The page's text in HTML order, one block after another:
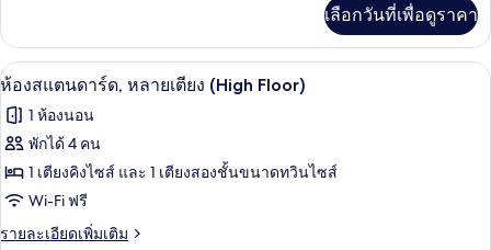
คิง
ไซส์
1
เตียง,
อ่าง
น้ำวน
(High
Floor)
เกี่ยว
กับ
ห้อง
ท,
เตียง
ไซส์
อ่าง
เลือกวันที่เพื่อดูราคา
เปิด
ภาพถ่าย
ทั้งหมด
ของ
ห้อง
สแตนดาร์ด,
ห้องสแตนดาร์ด, หลายเตียง (High
3
ห้องสแตนดาร์ด, หลายเตียง (High Floor)
1 ห้องนอน
พักได้ 4 คน
1 เตียงคิงไซส์ และ 1 เตียงสองชั้นขนาดทวินไซส์
Wi-Fi ฟรี
รายละเอียดเพิ่มเติม
ราย